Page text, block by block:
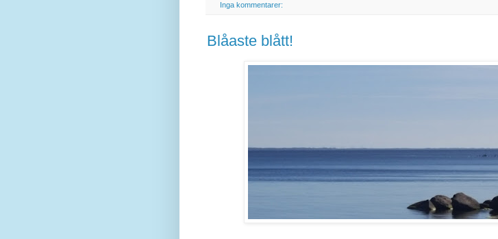
Inga kommentarer:
Blåaste blått!